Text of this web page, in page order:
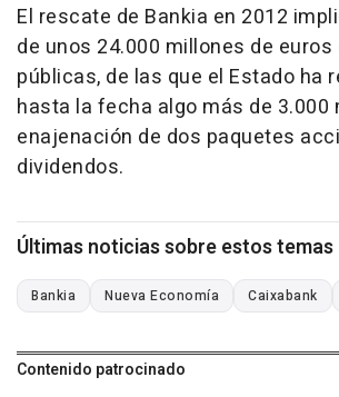
El rescate de Bankia en 2012
de unos 24.000 millones de euros
públicas, de las que el Estado ha
hasta la fecha algo más de 3.000
enajenación de dos paquetes
dividendos.
Últimas noticias sobre estos temas
Bankia Nueva Economía Caixabank
Contenido patrocinado